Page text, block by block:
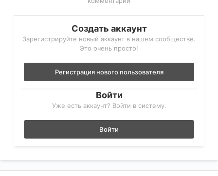
Создать аккаунт
Зарегистрируйте новый аккаунт в нашем сообществе.
Это очень просто!
Регистрация нового пользователя
Войти
Уже есть аккаунт? Войти в систему.
Войти